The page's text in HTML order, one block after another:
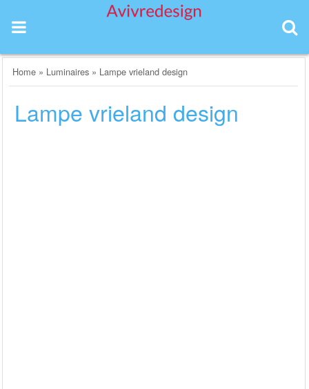
content
Home » Luminaires » Lampe vrieland design
Lampe vrieland design